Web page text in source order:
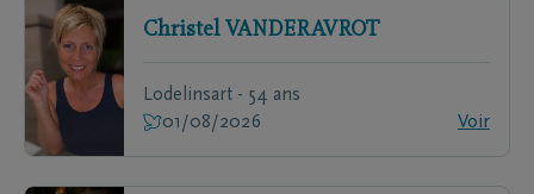
Christel VANDERAVROT
Lodelinsart - 54 ans
01/08/2026
Voir